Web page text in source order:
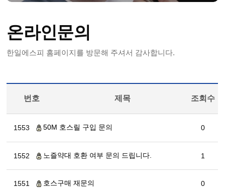
온라인문의
한일에스피 홈페이지를 방문해 주셔서 감사합니다.
번호 제목 조회수
1553 50M 호스릴 구입 문의 0
1552 노즐약대 호환 여부 문의 드립니다. 1
1551 호스구매 재문의 0